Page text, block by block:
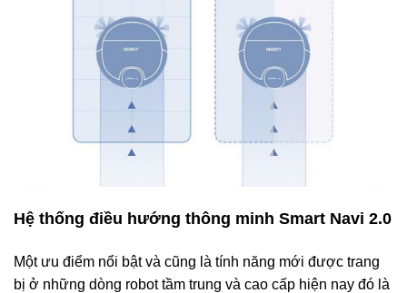
Hệ thống điều hướng thông minh Smart Navi 2.0
Một ưu điểm nổi bật và cũng là tính năng mới được trang
bị ở những dòng robot tầm trung và cao cấp hiện nay đó là